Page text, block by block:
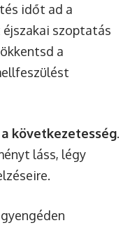
időt ad a
éjszakai szoptatás
a
következetesség.
láss, légy